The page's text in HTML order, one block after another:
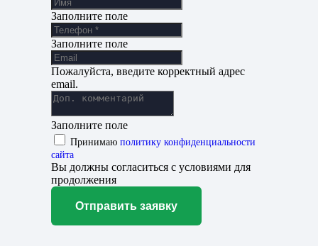
Заполните поле
Заполните поле
Пожалуйста, введите корректный адрес
email.
Заполните поле
Принимаю политику конфиденциальности
сайта
Вы должны согласиться с условиями для
продолжения
Отправить заявку